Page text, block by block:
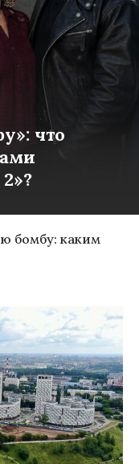
что
бомбу: каким